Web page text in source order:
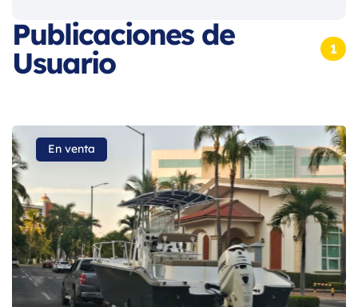
Publicaciones de
Usuario
1
En venta